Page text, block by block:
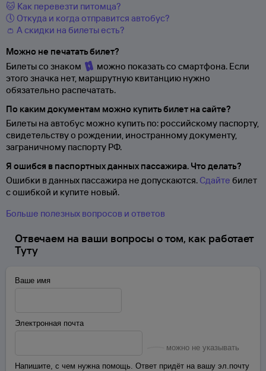
🐱 Как перевезти питомца?
🕔 Откуда и когда отправится автобус?
👛 А скидки на билеты есть?
Можно не печатать билет?
Билеты со знаком
можно показать со смартфона. Если
этого значка нет, маршрутную квитанцию нужно
обязательно распечатать.
По каким документам можно купить билет на сайте?
Билеты на автобус можно купить по: российскому паспорту,
свидетельству о рождении, иностранному документу,
заграничному паспорту РФ.
Я ошибся в паспортных данных пассажира. Что делать?
Ошибки в данных пассажира не допускаются. Сдайте билет
с ошибкой и купите новый.
Больше полезных вопросов и ответов
Отвечаем на ваши вопросы о том, как работает
Туту
Ваше имя
Электронная почта
можно не указывать
Напишите, с чем нужна помощь. Ответ придёт на вашу эл.почту